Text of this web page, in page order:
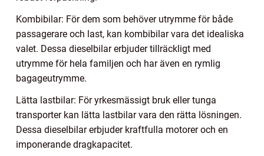
Kombibilar: För dem som behöver utrymme för både
passagerare och last, kan kombibilar vara det idealiska
valet. Dessa dieselbilar erbjuder tillräckligt med
utrymme för hela familjen och har även en rymlig
bagageutrymme.
Lätta lastbilar: För yrkesmässigt bruk eller tunga
transporter kan lätta lastbilar vara den rätta lösningen.
Dessa dieselbilar erbjuder kraftfulla motorer och en
imponerande dragkapacitet.